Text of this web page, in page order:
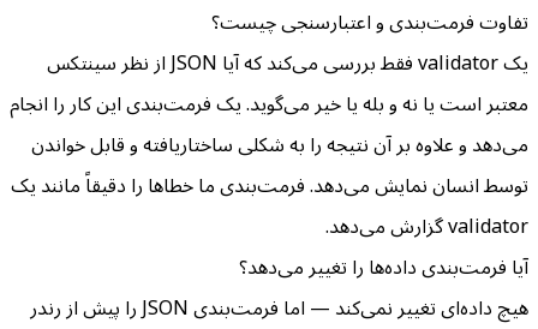
تفاوت فرمت‌بندی و اعتبارسنجی چیست؟
یک validator فقط بررسی می‌کند که آیا JSON از نظر سینتکس
معتبر است یا نه و بله یا خیر می‌گوید. یک فرمت‌بندی این کار را انجام
می‌دهد و علاوه بر آن نتیجه را به شکلی ساختاریافته و قابل خواندن
توسط انسان نمایش می‌دهد. فرمت‌بندی ما خطاها را دقیقاً مانند یک
validator گزارش می‌دهد.
آیا فرمت‌بندی داده‌ها را تغییر می‌دهد؟
هیچ داده‌ای تغییر نمی‌کند — اما فرمت‌بندی JSON را پیش از رندر